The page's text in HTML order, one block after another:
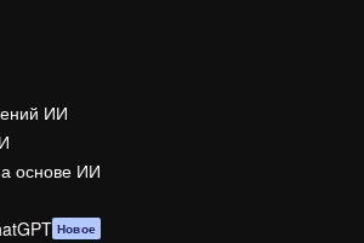
ИИ
основе ИИ
Новое